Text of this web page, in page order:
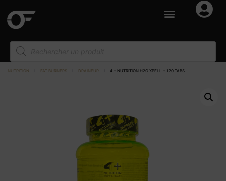
NUTRITION FAT BURNERS DRAINEUR 4 + NUTRITION H2O XPELL + 120 TABS